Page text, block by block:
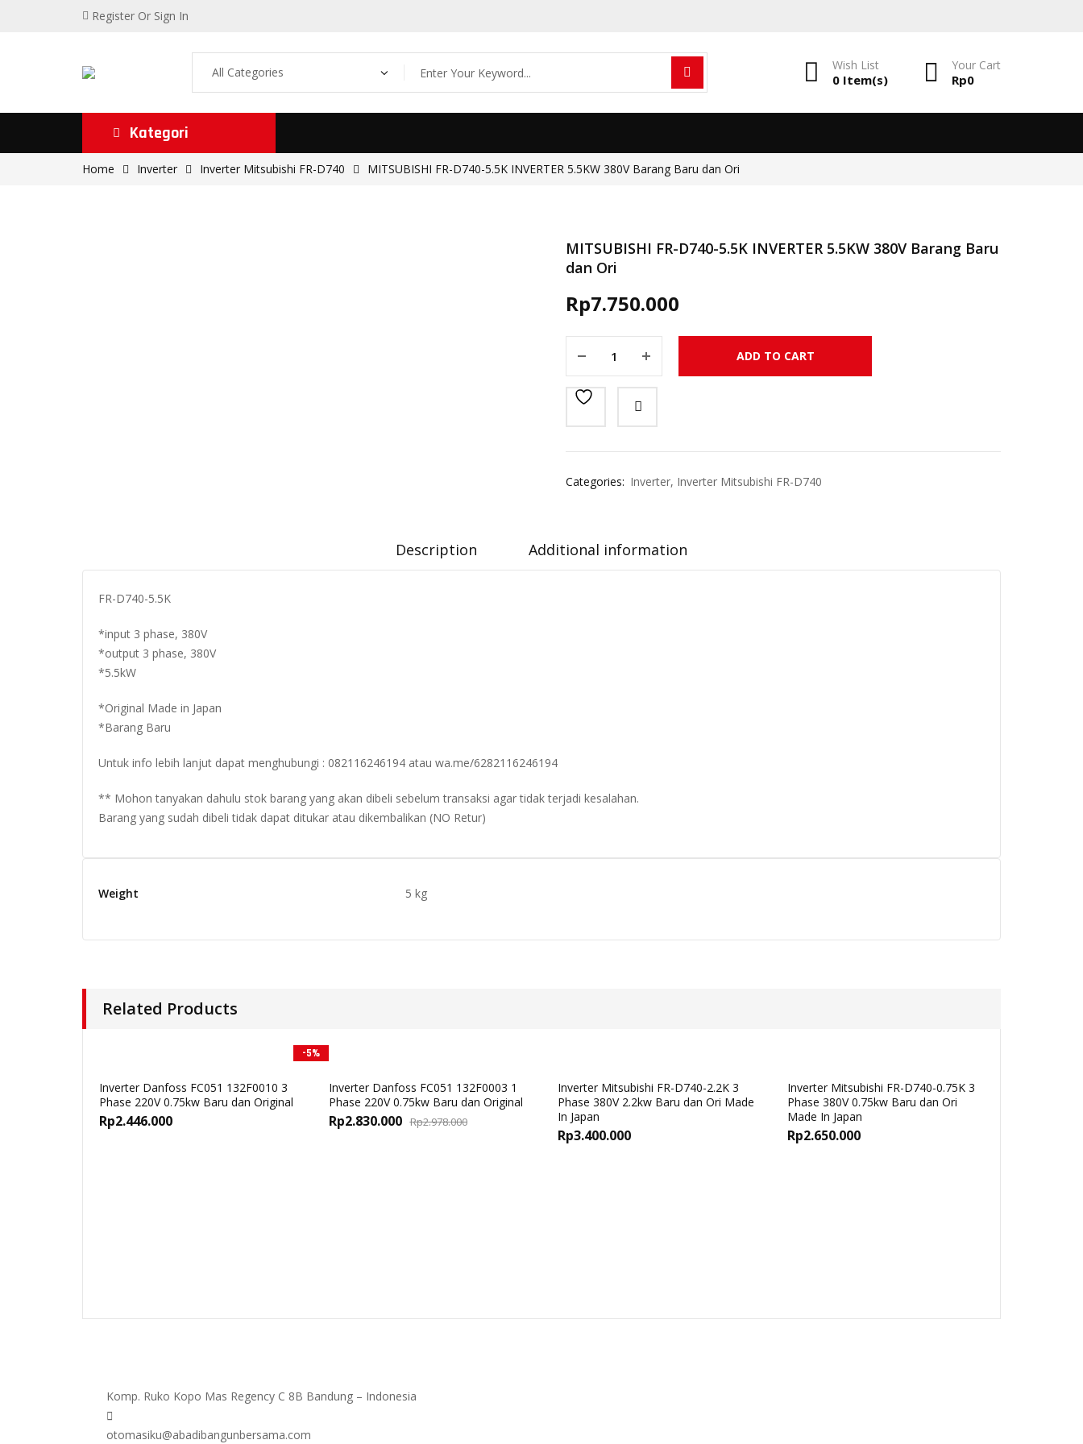
Register Or Sign In
Products
Wish List
0 Item(s)
Your Cart
Rp0
Kategori
Home Inverter Inverter Mitsubishi FR-D740 MITSUBISHI FR-D740-5.5K INVERTER 5.5KW 380V Barang Baru dan Ori
MITSUBISHI FR-D740-5.5K INVERTER 5.5KW 380V Barang Baru
dan Ori
Rp7.750.000
ADD TO CART
Categories: Inverter, Inverter Mitsubishi FR-D740
Description Additional information
FR-D740-5.5K
*input 3 phase, 380V
*output 3 phase, 380V
*5.5kW
*Original Made in Japan
*Barang Baru
Untuk info lebih lanjut dapat menghubungi : 082116246194 atau wa.me/6282116246194
** Mohon tanyakan dahulu stok barang yang akan dibeli sebelum transaksi agar tidak terjadi kesalahan.
Barang yang sudah dibeli tidak dapat ditukar atau dikembalikan (NO Retur)
Weight 5 kg
Related Products
Inverter Danfoss FC051 132F0010 3
Phase 220V 0.75kw Baru dan Original
Rp2.446.000
-5%
Inverter Danfoss FC051 132F0003 1
Phase 220V 0.75kw Baru dan Original
Rp2.978.000Original
Rp2.830.000
Current
Inverter Mitsubishi FR-D740-2.2K 3
Phase 380V 2.2kw Baru dan Ori Made
In Japan
Rp3.400.000
Inverter Mitsubishi FR-D740-0.75K 3
Phase 380V 0.75kw Baru dan Ori
Made In Japan
Rp2.650.000
Komp. Ruko Kopo Mas Regency C 8B Bandung – Indonesia
otomasiku@abadibangunbersama.com